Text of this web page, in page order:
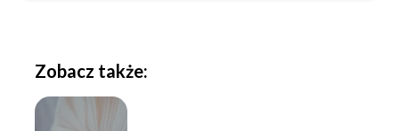
Zobacz także: